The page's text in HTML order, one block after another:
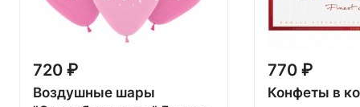
720 ₽
Воздушные шары
770 ₽
Конфеты в